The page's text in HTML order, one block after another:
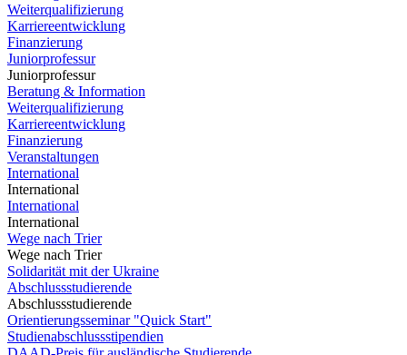
Weiterqualifizierung
Karriereentwicklung
Finanzierung
Juniorprofessur
Juniorprofessur
Beratung & Information
Weiterqualifizierung
Karriereentwicklung
Finanzierung
Veranstaltungen
International
International
International
International
Wege nach Trier
Wege nach Trier
Solidarität mit der Ukraine
Abschlussstudierende
Abschlussstudierende
Orientierungsseminar "Quick Start"
Studienabschlussstipendien